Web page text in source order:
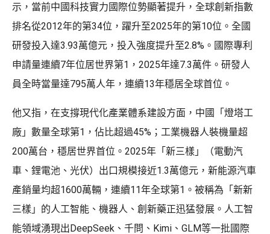
示，當前中國科技實力國際位勢顯著提升，全球創新指數
排名從2012年的第34位，躍升至2025年的第10位。全國
研發投入達3.93萬億元，投入強度提升至2.8%。國際專利
申請量連續7年位居世界第1，2025年達7.3萬件。研發人
員全時當量達795萬人年，連續13年穩居全球首位。
他又指，在支撐現代化產業體系建設方面，中國「燈塔工
廠」數量全球第1，佔比超過45%；工業機器人裝機量超
200萬台，穩居世界首位。2025年「新三樣」（電動汽
車、鋰電池、光伏）出口規模接近1.3萬億元，新能源汽車
產銷量均超1600萬輛，連續11年全球第1。被稱為「新新
三樣」的人工智能、機器人、創新藥正迅猛發展。人工智
能領域湧現出DeepSeek、千問、Kimi、GLM等一批國際